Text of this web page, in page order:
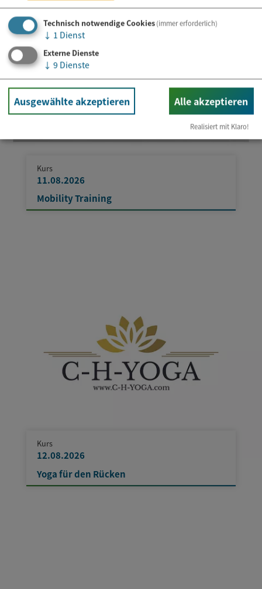
Kurs
11.08.2026
Mobility Training
Kurs
12.08.2026
Yoga für den Rücken
Technisch notwendige Cookies(immer erforderlich)
↓ 1 Dienst
Externe Dienste
↓ 9 Dienste
Ausgewählte akzeptieren Alle akzeptieren
Realisiert mit Klaro!